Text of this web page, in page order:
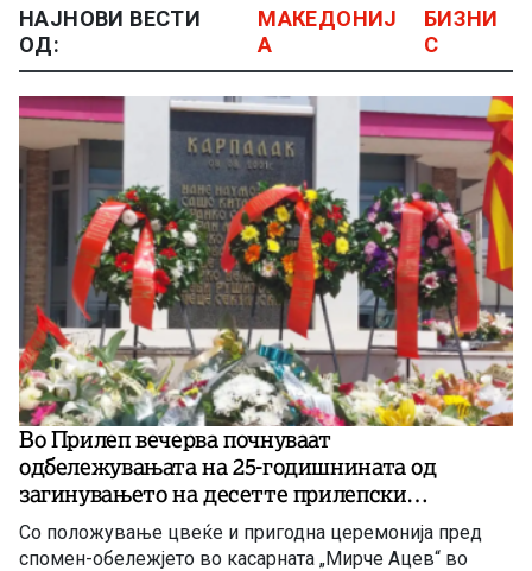
НАЈНОВИ ВЕСТИ
ОД:
МАКЕДОНИЈ
А
БИЗНИ
С
Во Прилеп вечерва почнуваат
одбележувањата на 25-годишнината од
загинувањето на десетте прилепски
резервисти на АРМ кај Карпалак
Со положување цвеќе и пригодна церемонија пред
спомен-обележјето во касарната „Мирче Ацев“ во